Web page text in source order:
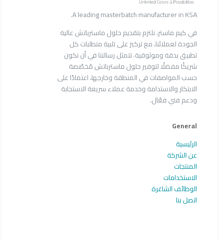
A leading masterbatch manufacturer in KSA.
في كيم ماستر، نلتزم بتقديم حلول ماسترباتش عالية
الجودة لعملائنا، مع تركيز على تلبية متطلبات كل
تطبيق بدقة وموثوقية. تتمثل رسالتنا في أن نكون
شريكًا مفضلًا لتوفير حلول ماسترباتش مُخصّصة
حسب المواصفات في المنطقة وخارجها، اعتمادًا على
الابتكار والاستدامة وخدمة عملاء سريعة الاستجابة
ودعم فني فعّال.
General
الرئيسية
عن الشركة
المنتجات
الاستخدامات
الوظائف الشاغرة
اتصل بنا